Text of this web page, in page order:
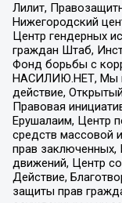
Лилит,
Нижегородский
Центр гендерных
граждан Штаб,
Фонд борьбы с
НАСИЛИЮ.НЕТ, Мы
действие,
Правовая
Ерушалаим, Центр
средств массовой
прав заключенных,
движений, Центр
Действие,
защиты прав